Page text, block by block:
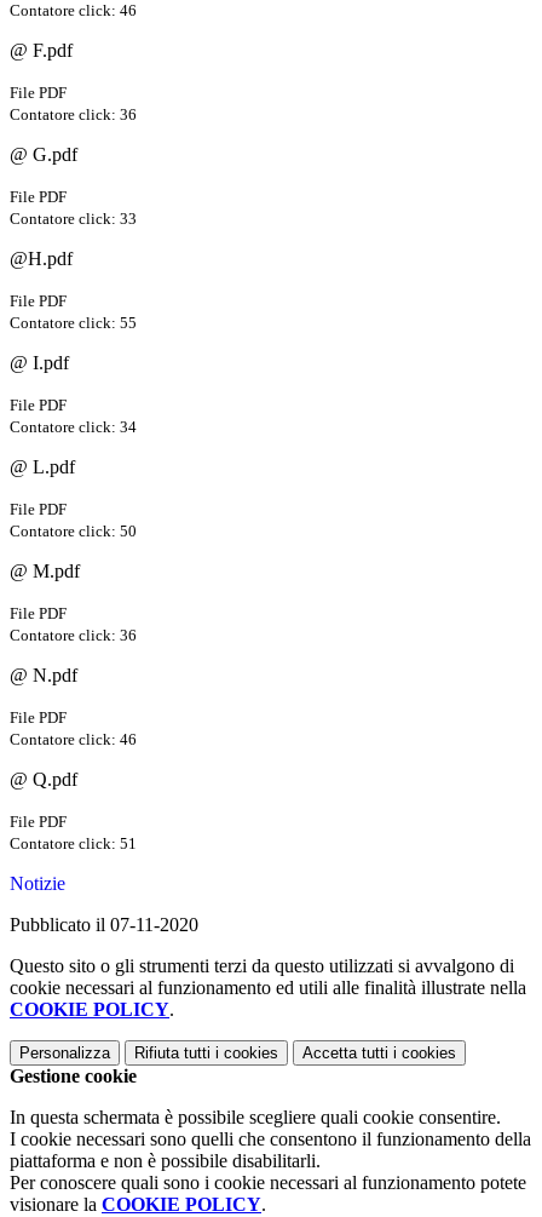
Contatore click: 46
@ F.pdf
File PDF
Contatore click: 36
@ G.pdf
File PDF
Contatore click: 33
@H.pdf
File PDF
Contatore click: 55
@ I.pdf
File PDF
Contatore click: 34
@ L.pdf
File PDF
Contatore click: 50
@ M.pdf
File PDF
Contatore click: 36
@ N.pdf
File PDF
Contatore click: 46
@ Q.pdf
File PDF
Contatore click: 51
Notizie
Pubblicato il 07-11-2020
Questo sito o gli strumenti terzi da questo utilizzati si avvalgono di
cookie necessari al funzionamento ed utili alle finalità illustrate nella
COOKIE POLICY.
Personalizza Rifiuta tutti i cookies Accetta tutti i cookies
Gestione cookie
In questa schermata è possibile scegliere quali cookie consentire.
I cookie necessari sono quelli che consentono il funzionamento della
piattaforma e non è possibile disabilitarli.
Per conoscere quali sono i cookie necessari al funzionamento potete
visionare la COOKIE POLICY.